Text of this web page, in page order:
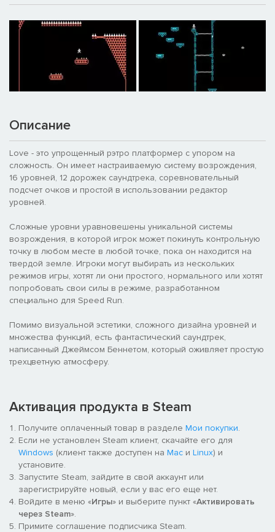
Описание
Love - это упрощенный рэтро платформер с упором на
сложность. Он имеет настраиваемую систему возрождения,
16 уровней, 12 дорожек саундтрека, соревновательный
подсчет очков и простой в использовании редактор
уровней.
Сложные уровни уравновешены уникальной системы
возрождения, в которой игрок может покинуть контрольную
точку в любом месте в любой точке, пока он находится на
твердой земле. Игроки могут выбирать из нескольких
режимов игры, хотят ли они простого, нормального или хотят
попробовать свои силы в режиме, разработанном
специально для Speed Run.
Помимо визуальной эстетики, сложного дизайна уровней и
множества функций, есть фантастический саундтрек,
написанный Джеймсом Беннетом, который оживляет простую
трехцветную атмосферу.
Активация продукта в Steam
Получите оплаченный товар в разделе Мои покупки.
Если не установлен Steam клиент, скачайте его для
Windows (клиент также доступен на Mac и Linux) и
установите.
Запустите Steam, зайдите в свой аккаунт или
зарегистрируйте новый, если у вас его еще нет.
Войдите в меню «Игры» и выберите пункт «Активировать
через Steam».
Примите соглашение подписчика Steam.